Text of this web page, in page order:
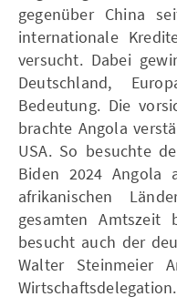
gegenüber China
internationale
versucht. Dabei
Deutschland,
Bedeutung. Die
brachte Angola
USA. So besuchte
Biden 2024 Angola
afrikanischen
gesamten Amtszeit
besucht auch der
Walter Steinmeier
Wirtschaftsdelegation.